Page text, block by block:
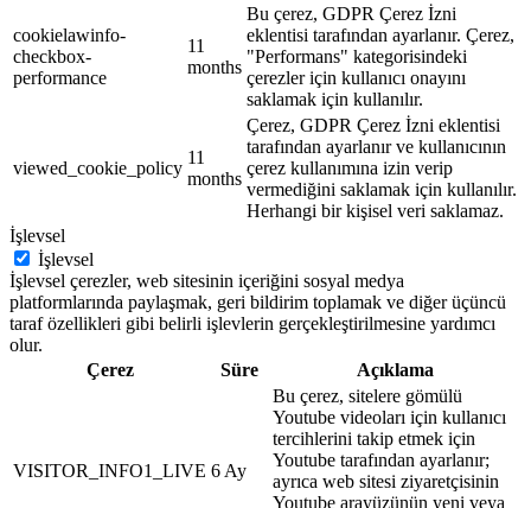
cookielawinfo-
checkbox-
performance
11
months
Bu çerez, GDPR Çerez İzni
eklentisi tarafından ayarlanır. Çerez,
"Performans" kategorisindeki
çerezler için kullanıcı onayını
saklamak için kullanılır.
viewed_cookie_policy
11
months
Çerez, GDPR Çerez İzni eklentisi
tarafından ayarlanır ve kullanıcının
çerez kullanımına izin verip
vermediğini saklamak için kullanılır.
Herhangi bir kişisel veri saklamaz.
İşlevsel
İşlevsel
İşlevsel çerezler, web sitesinin içeriğini sosyal medya
platformlarında paylaşmak, geri bildirim toplamak ve diğer üçüncü
taraf özellikleri gibi belirli işlevlerin gerçekleştirilmesine yardımcı
olur.
Çerez
Süre Açıklama
VISITOR_INFO1_LIVE 6 Ay
Bu çerez, sitelere gömülü
Youtube videoları için kullanıcı
tercihlerini takip etmek için
Youtube tarafından ayarlanır;
ayrıca web sitesi ziyaretçisinin
Youtube arayüzünün yeni veya